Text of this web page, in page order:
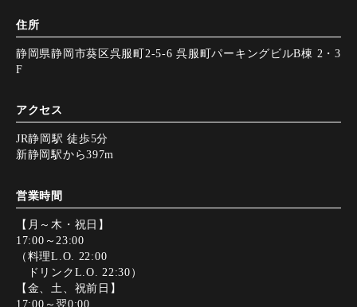
住所
静岡県静岡市葵区呉服町2-5-6 呉服町パーキングビルB棟 2・3
F
アクセス
JR静岡駅 徒歩5分
新静岡駅から397m
営業時間
【月～木・祝日】
17:00～23:00
（料理L.O. 22:00
ドリンクL.O. 22:30）
【金、土、祝前日】
17:00～翌0:00